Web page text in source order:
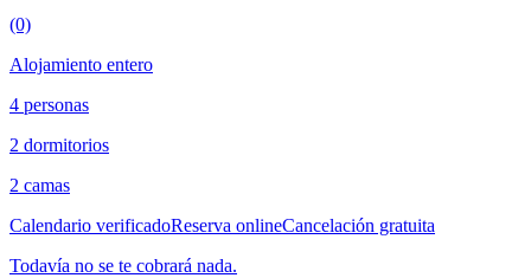
(0)
Alojamiento entero
4 personas
2 dormitorios
2 camas
Calendario verificadoReserva onlineCancelación gratuita
Todavía no se te cobrará nada.